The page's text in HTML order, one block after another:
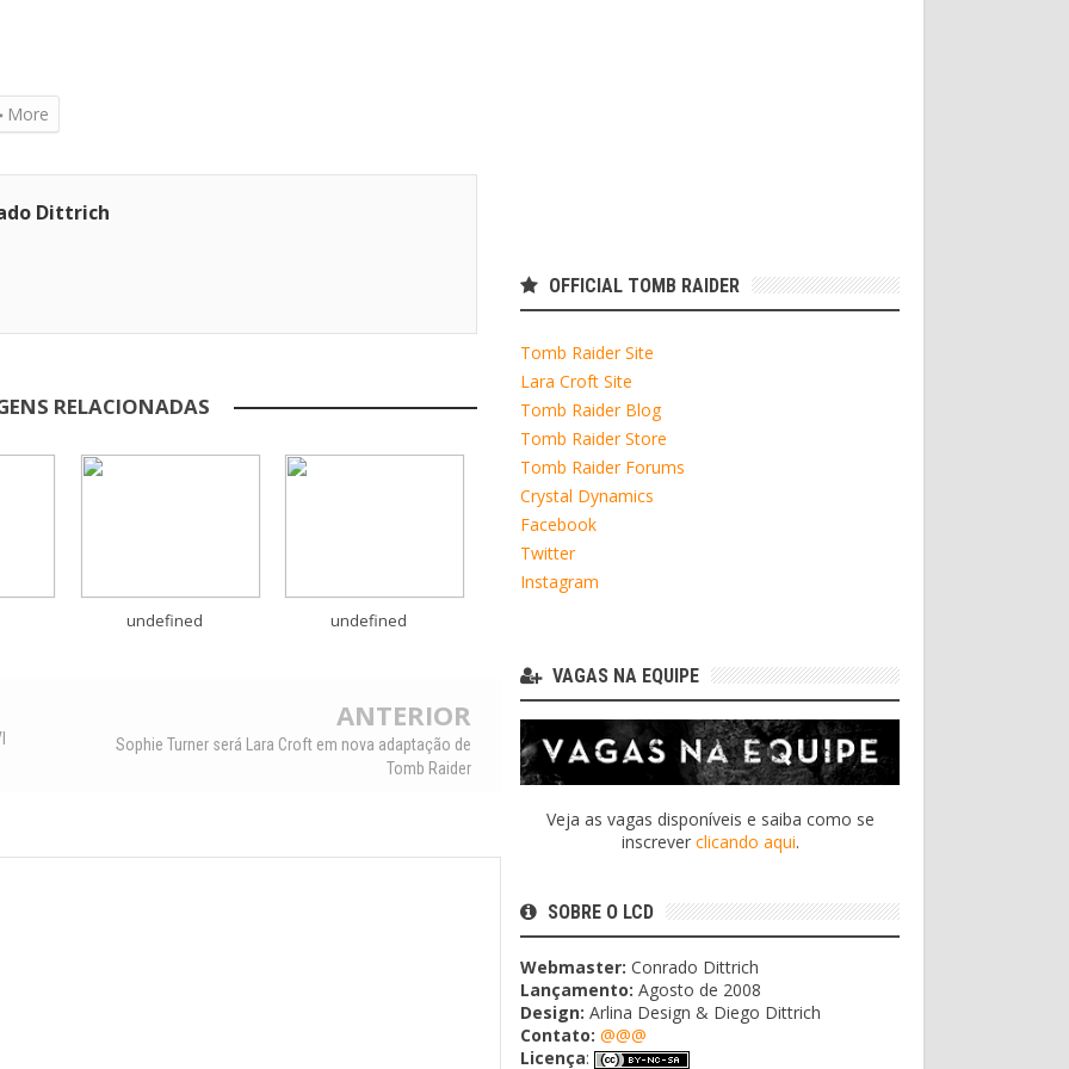
More
Dittrich
RELACIONADAS
undefined undefined
ANTERIOR
Sophie Turner será Lara Croft em nova adaptação de
Tomb Raider
OFFICIAL TOMB RAIDER
Tomb Raider Site
Lara Croft Site
Tomb Raider Blog
Tomb Raider Store
Tomb Raider Forums
Crystal Dynamics
Facebook
Twitter
Instagram
VAGAS NA EQUIPE
Veja as vagas disponíveis e saiba como se
inscrever clicando aqui.
SOBRE O LCD
Webmaster: Conrado Dittrich
Lançamento: Agosto de 2008
Design: Arlina Design & Diego Dittrich
Contato: @@@
Licença: